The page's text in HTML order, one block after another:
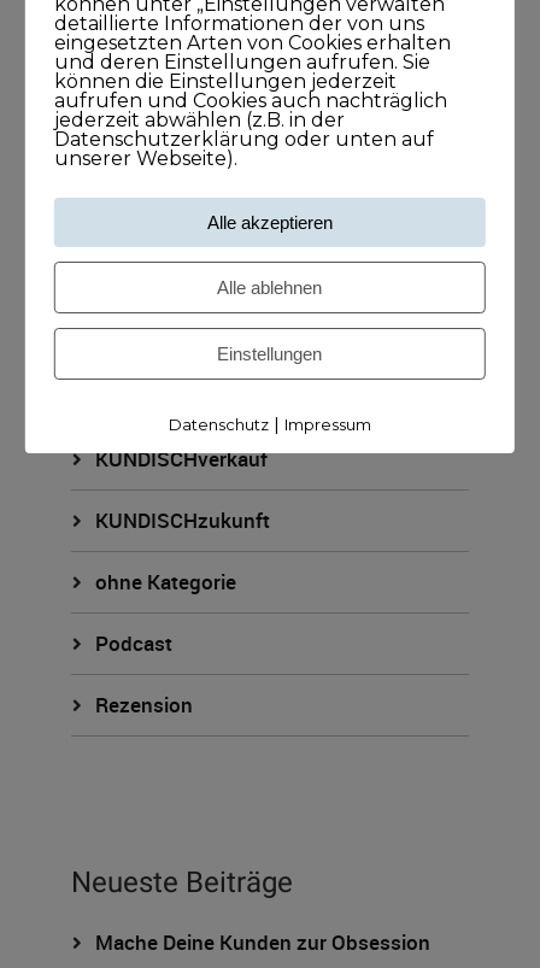
KUNDISCHgedacht
KUNDISCHimpuls
KUNDISCHkonkret
KUNDISCHleben
KUNDISCHpositioniert
KUNDISCHstory
KUNDISCHverkauf
KUNDISCHzukunft
ohne Kategorie
Podcast
Rezension
Neueste Beiträge
Mache Deine Kunden zur Obsession
detaillierte Informationen der von uns
eingesetzten Arten von Cookies erhalten
und deren Einstellungen aufrufen. Sie
können die Einstellungen jederzeit
aufrufen und Cookies auch nachträglich
jederzeit abwählen (z.B. in der
Datenschutzerklärung oder unten auf
unserer Webseite).
Alle akzeptieren
Alle ablehnen
Einstellungen
Datenschutz| Impressum